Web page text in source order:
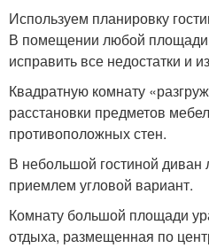
Используем планировку
В помещении любой
исправить все недостатки и
Квадратную комнату
расстановки предметов
противоположных стен.
В небольшой гостиной диван
приемлем угловой вариант.
Комнату большой площади
отдыха, размещенная по